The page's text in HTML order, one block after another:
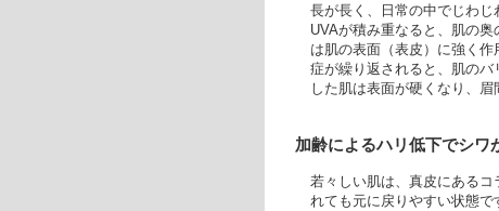
長が長く、日常の中でじわじ
UVAが積み重なると、肌の
は肌の表面（表皮）に強く
症が繰り返されると、肌の
した肌は表面が硬くなり、眉
加齢によるハリ低下でシワ
若々しい肌は、真皮にある
れても元に戻りやすい状態